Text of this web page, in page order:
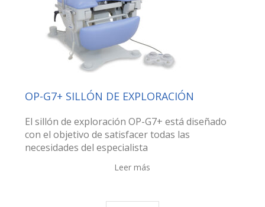
OP-G7+ SILLÓN DE EXPLORACIÓN
El sillón de exploración OP-G7+ está diseñado
con el objetivo de satisfacer todas las
necesidades del especialista
Leer más